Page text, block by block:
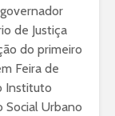
de Justiça
do primeiro
Feira de
Instituto
Social Urbano